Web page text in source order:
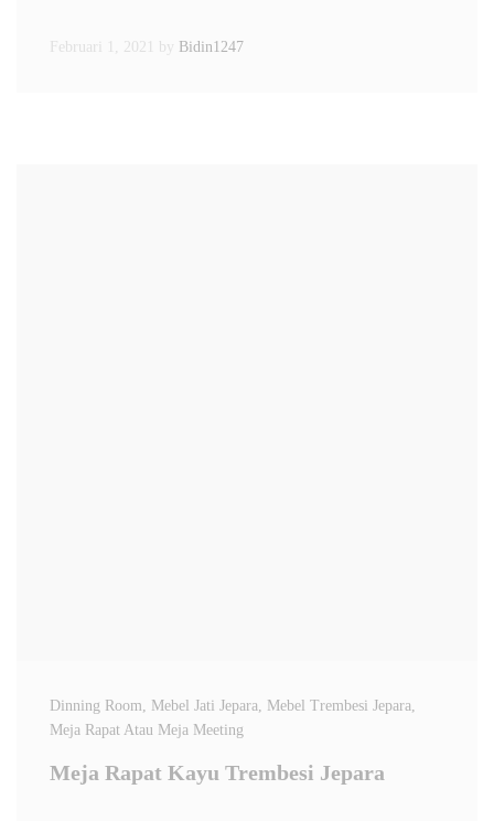
Februari 1, 2021 by Bidin1247
Dinning Room, Mebel Jati Jepara, Mebel Trembesi Jepara,
Meja Rapat Atau Meja Meeting
Meja Rapat Kayu Trembesi Jepara